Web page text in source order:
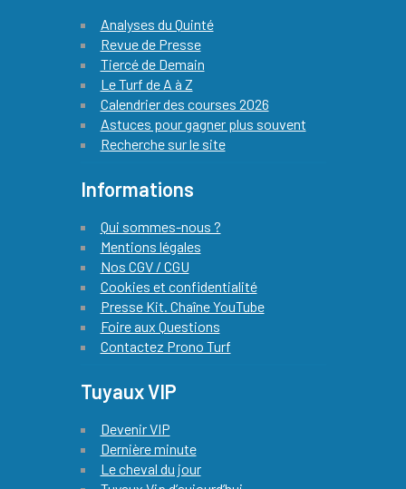
Analyses du Quinté
Revue de Presse
Tiercé de Demain
Le Turf de A à Z
Calendrier des courses 2026
Astuces pour gagner plus souvent
Recherche sur le site
Informations
Qui sommes-nous ?
Mentions légales
Nos CGV / CGU
Cookies et confidentialité
Presse Kit. Chaîne YouTube
Foire aux Questions
Contactez Prono Turf
Tuyaux VIP
Devenir VIP
Dernière minute
Le cheval du jour